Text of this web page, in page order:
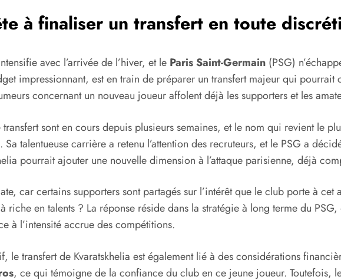
à finaliser un transfert en toute
avec l’arrivée de l’hiver, et le Paris Saint-Germain (PSG)
impressionnant, est en train de préparer un transfert majeur qui
concernant un nouveau joueur affolent déjà les supporters et les
sont en cours depuis plusieurs semaines, et le nom qui revient le
. Sa talentueuse carrière a retenu l’attention des recruteurs, et le PSG a
pourrait ajouter une nouvelle dimension à l’attaque parisienne, déjà
car certains supporters sont partagés sur l’intérêt que le club porte à
riche en talents ? La réponse réside dans la stratégie à long terme du
à l’intensité accrue des compétitions.
le transfert de Kvaratskhelia est également lié à des considérations
, ce qui témoigne de la confiance du club en ce jeune joueur. Toutefois,